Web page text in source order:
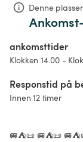
Denne
ankomsttider
Klokken 14.00 -
Responstid på
Innen 12 timer
🚐⛺📜 🚐⛺📜